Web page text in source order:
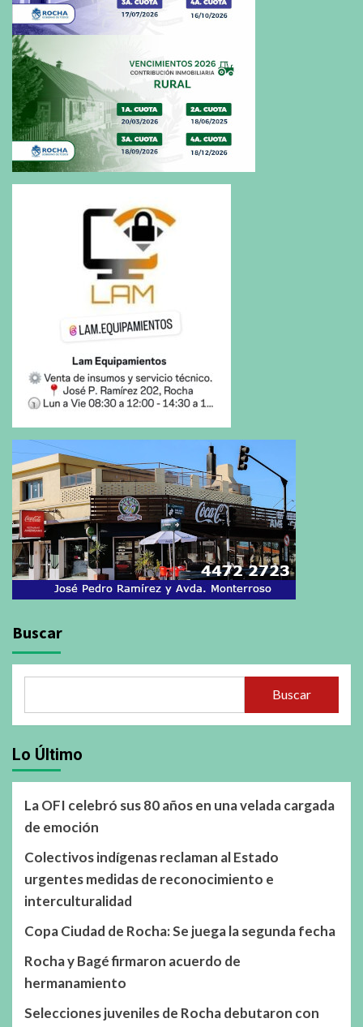
Buscar
Buscar
Lo Último
La OFI celebró sus 80 años en una velada cargada
de emoción
Colectivos indígenas reclaman al Estado
urgentes medidas de reconocimiento e
interculturalidad
Copa Ciudad de Rocha: Se juega la segunda fecha
Rocha y Bagé firmaron acuerdo de
hermanamiento
Selecciones juveniles de Rocha debutaron con